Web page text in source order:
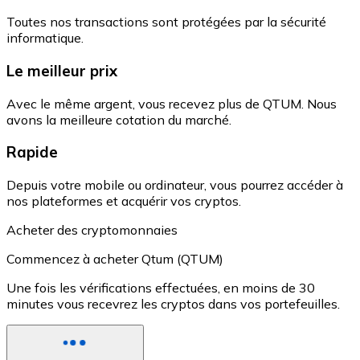
Toutes nos transactions sont protégées par la sécurité
informatique.
Le meilleur prix
Avec le même argent, vous recevez plus de QTUM. Nous
avons la meilleure cotation du marché.
Rapide
Depuis votre mobile ou ordinateur, vous pourrez accéder à
nos plateformes et acquérir vos cryptos.
Acheter des cryptomonnaies
Commencez à acheter Qtum (QTUM)
Une fois les vérifications effectuées, en moins de 30
minutes vous recevrez les cryptos dans vos portefeuilles.